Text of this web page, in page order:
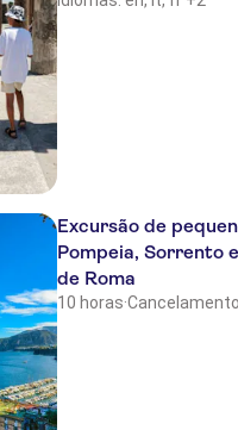
Dei Cavalieri
Hotel San Mauro
Hotel
Hotel
Villa Buonanno
Hotel Edera
Louisiana
Hotel Palatium Mari
Excursão de
Pompeia, Sorrento
de Roma
10 horas·